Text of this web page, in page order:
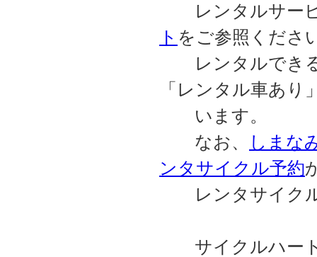
レンタルサービ
ト をご参照くださ
レンタルでき
「レンタル車あり
います。
なお、
しまな
ンタサイクル予約
レンタサイクル
サイクルハート